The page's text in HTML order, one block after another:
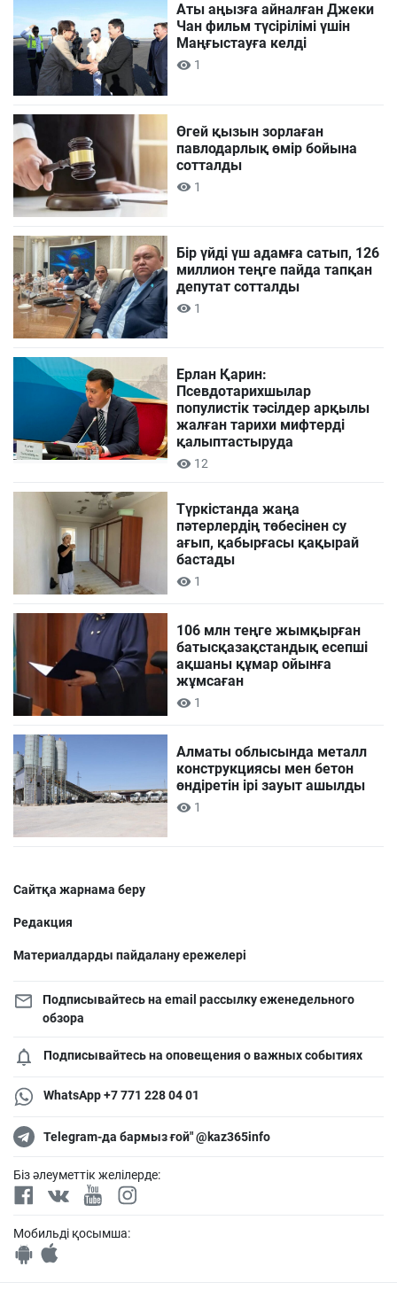
Аты аңызға айналған Джеки
Чан фильм түсірілімі үшін
Маңғыстауға келді
1
Өгей қызын зорлаған
павлодарлық өмір бойына
сотталды
1
Бір үйді үш адамға сатып, 126
миллион теңге пайда тапқан
депутат сотталды
1
Ерлан Қарин:
Псевдотарихшылар
популистік тәсілдер арқылы
жалған тарихи мифтерді
қалыптастыруда
12
Түркістанда жаңа
пәтерлердің төбесінен су
ағып, қабырғасы қақырай
бастады
1
106 млн теңге жымқырған
батысқазақстандық есепші
ақшаны құмар ойынға
жұмсаған
1
Алматы облысында металл
конструкциясы мен бетон
өндіретін ірі зауыт ашылды
1
Сайтқа жарнама беру
Редакция
Материалдарды пайдалану ережелері
Подписывайтесь на email рассылку еженедельного
обзора
Подписывайтесь на оповещения о важных событиях
WhatsApp +7 771 228 04 01
Telegram-да бармыз ғой" @kaz365info
Біз әлеуметтік желілерде:
Мобильді қосымша: